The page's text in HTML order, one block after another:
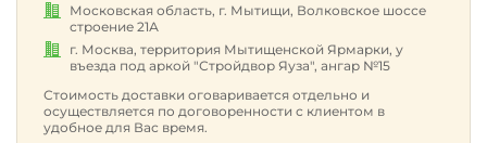
Московская область, г. Мытищи, Волковское шоссе
строение 21А
г. Москва, территория Мытищенской Ярмарки, у
въезда под аркой "Стройдвор Яуза", ангар №15
Стоимость доставки оговаривается отдельно и
осуществляется по договоренности с клиентом в
удобное для Вас время.